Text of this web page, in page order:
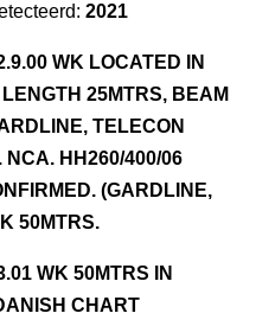
2021
WK LOCATED IN
25MTRS, BEAM
TELECON
NCA. HH260/400/06
(GARDLINE,
50MTRS.
WK 50MTRS IN
CHART